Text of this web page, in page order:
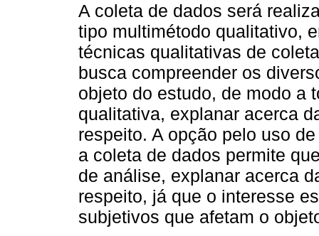
A coleta de dados será
tipo multimétodo qualitativo,
técnicas qualitativas de
busca compreender os
objeto do estudo, de modo a
qualitativa, explanar acerca
respeito. A opção pelo uso
a coleta de dados permite
de análise, explanar acerca
respeito, já que o interesse
subjetivos que afetam o